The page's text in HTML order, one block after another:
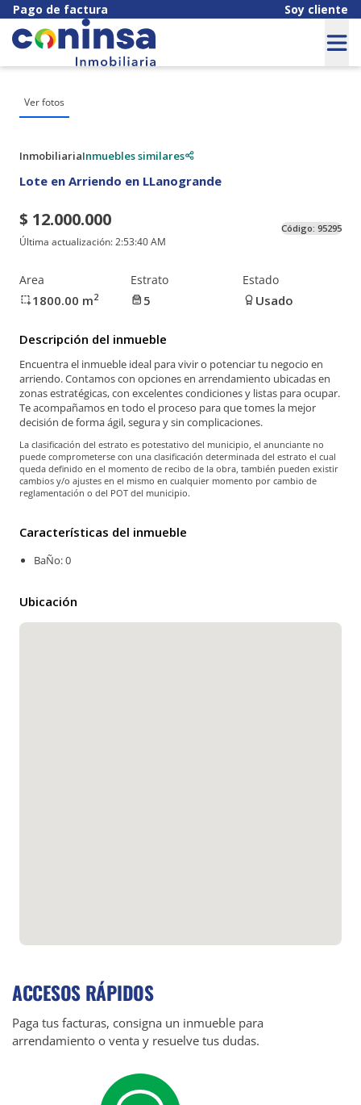
Pago de factura Soy cliente
Ver fotos
InmobiliariaInmuebles similares
Lote en Arriendo en LLanogrande
$ 12.000.000
Última actualización:2:53:40 AM
Código: 95295
Area
1800.00 m2
Estrato
5
Estado
Usado
Descripción del inmueble
Encuentra el inmueble ideal para vivir o potenciar tu negocio en
arriendo. Contamos con opciones en arrendamiento ubicadas en
zonas estratégicas, con excelentes condiciones y listas para ocupar.
Te acompañamos en todo el proceso para que tomes la mejor
decisión de forma ágil, segura y sin complicaciones.
La clasificación del estrato es potestativo del municipio, el anunciante no
puede comprometerse con una clasificación determinada del estrato el cual
queda definido en el momento de recibo de la obra, también pueden existir
cambios y/o ajustes en el mismo en cualquier momento por cambio de
reglamentación o del POT del municipio.
Características del inmueble
BaÑo: 0
Ubicación
ACCESOS RÁPIDOS
Paga tus facturas, consigna un inmueble para
arrendamiento o venta y resuelve tus dudas.